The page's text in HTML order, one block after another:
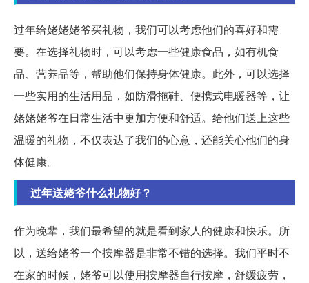
过年给姥姥姥爷买礼物，我们可以考虑他们的喜好和需
要。在选择礼物时，可以考虑一些健康食品，如有机食
品、营养品等，帮助他们保持身体健康。此外，可以选择
一些实用的生活用品，如防滑拖鞋、便携式电暖器等，让
姥姥姥爷在日常生活中更加方便和舒适。给他们送上这些
温暖的礼物，不仅表达了我们的心意，还能关心他们的身
体健康。
过年送姥爷什么礼物好？
作为晚辈，我们最希望的就是看到家人的健康和快乐。所
以，送给姥爷一个按摩器是非常不错的选择。我们平时不
在家的时候，姥爷可以使用按摩器自行按摩，舒缓疲劳，